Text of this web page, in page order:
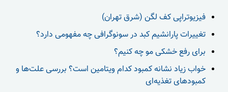
فیزیوتراپی کف لگن (شرق تهران)
تغییرات پارانشیم کبد در سونوگرافی چه مفهومی دارد؟
برای رفع خشکی مو چه کنیم؟
خواب زیاد نشانه کمبود کدام ویتامین است؟ بررسی علت‌ها و
کمبودهای تغذیه‌ای